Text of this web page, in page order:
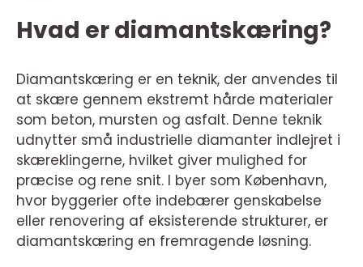
Hvad er diamantskæring?
Diamantskæring er en teknik, der anvendes til
at skære gennem ekstremt hårde materialer
som beton, mursten og asfalt. Denne teknik
udnytter små industrielle diamanter indlejret i
skæreklingerne, hvilket giver mulighed for
præcise og rene snit. I byer som København,
hvor byggerier ofte indebærer genskabelse
eller renovering af eksisterende strukturer, er
diamantskæring en fremragende løsning.